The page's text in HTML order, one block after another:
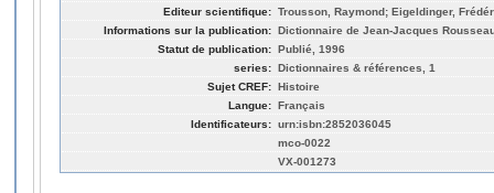
Editeur scientifique: Trousson, Raymond; Eigeldinger,
Informations sur la publication: Dictionnaire de Jean-Jacques
Statut de publication: Publié, 1996
series: Dictionnaires & références, 1
Sujet CREF: Histoire
Langue: Français
Identificateurs: urn:isbn:2852036045
mco-0022
VX-001273